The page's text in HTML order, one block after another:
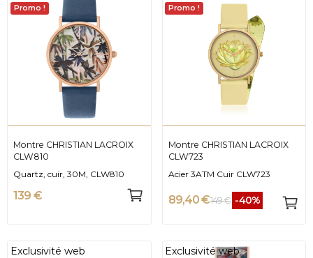
Promo !
Montre CHRISTIAN LACROIX
CLW810
Quartz, cuir, 30M, CLW810
139 €
Promo !
Montre CHRISTIAN LACROIX
CLW723
Acier 3ATM Cuir CLW723
89,40 €149 € -40%
Exclusivité web Exclusivité web